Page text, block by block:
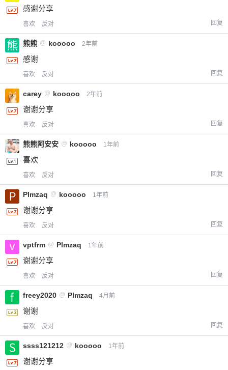
感谢分享
喜欢 反对 回复
熊熊 @ kooooo 2年前
感谢
喜欢 反对 回复
carey @ kooooo 2年前
谢谢分享
喜欢 反对 回复
熊熊阿安安 @ kooooo 1年前
喜欢
喜欢 反对 回复
Plmzaq @ kooooo 1年前
谢谢分享
喜欢 反对 回复
vptfrm @ Plmzaq 1年前
谢谢分享
喜欢 反对 回复
freey2020 @ Plmzaq 4月前
谢谢
喜欢 反对 回复
ssss121212 @ kooooo 1年前
谢谢分享